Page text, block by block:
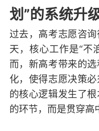
划”的系统升
过去，高考志愿咨
天，核心工作是“不
而，新高考带来的
化，使得志愿决策
的核心逻辑发生了
的环节，而是贯穿高